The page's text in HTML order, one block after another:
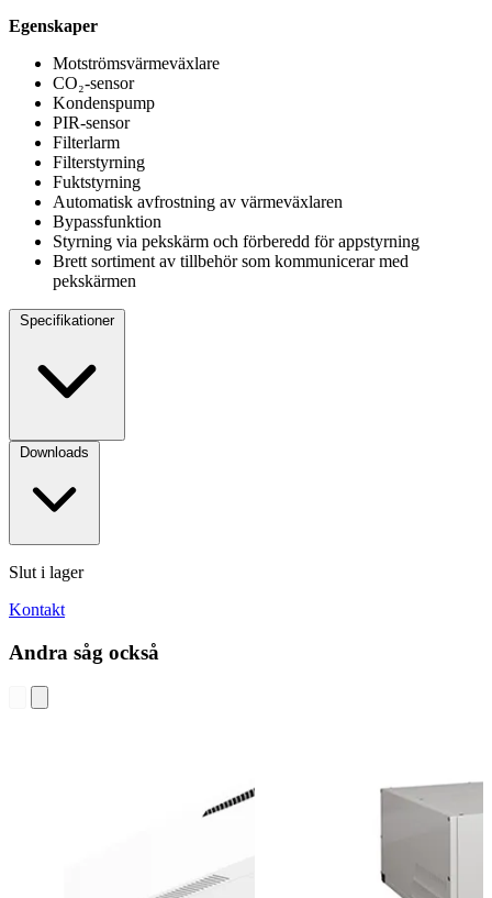
Egenskaper
Motströmsvärmeväxlare
CO₂-sensor
Kondenspump
PIR-sensor
Filterlarm
Filterstyrning
Fuktstyrning
Automatisk avfrostning av värmeväxlaren
Bypassfunktion
Styrning via pekskärm och förberedd för appstyrning
Brett sortiment av tillbehör som kommunicerar med
pekskärmen
Specifikationer
Downloads
Slut i lager
Kontakt
Andra såg också